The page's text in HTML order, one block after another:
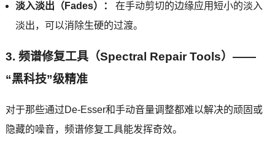
淡入淡出（Fades）：
在手动剪切的边缘应用短小的淡入
淡出，可以消除生硬的过渡。
3. 频谱修复工具（Spectral Repair Tools）——
“黑科技”级精准
对于那些通过De-Esser和手动音量调整都难以解决的顽固或
隐藏的噪音，频谱修复工具能发挥奇效。